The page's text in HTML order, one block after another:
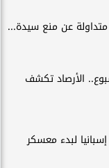
عن منع سيدة...
الأرصاد تكشف
لبدء معسكر